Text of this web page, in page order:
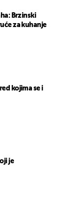
Brzinski
za kuhanje
kojima se i
je